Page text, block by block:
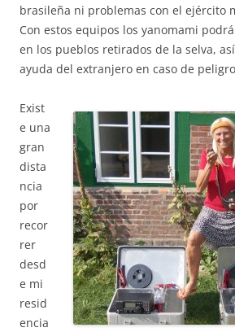
brasileña ni problemas con el ejército
Con estos equipos los yanomami
en los pueblos retirados de la selva,
ayuda del extranjero en caso de
Exist
e una
gran
dista
ncia
por
recor
rer
desd
e mi
resid
encia